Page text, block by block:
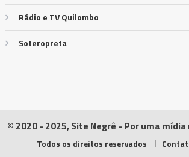
Rádio e TV Quilombo
Soteropreta
© 2020 - 2025, Site Negrê - Por uma
Todos os direitos reservados